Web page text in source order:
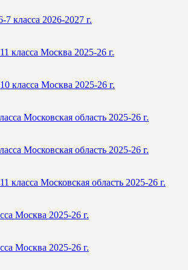
класса 2026-2027 г.
класса Москва 2025-26 г.
класса Москва 2025-26 г.
Московская область 2025-26 г.
Московская область 2025-26 г.
Московская область 2025-26 г.
Москва 2025-26 г.
Москва 2025-26 г.